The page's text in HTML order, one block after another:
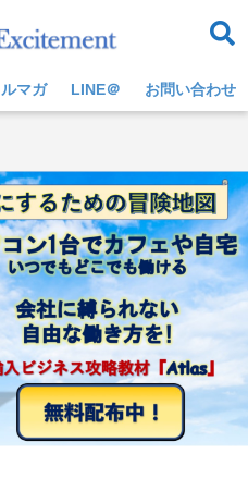
マガ LINE＠ お問い合わせ